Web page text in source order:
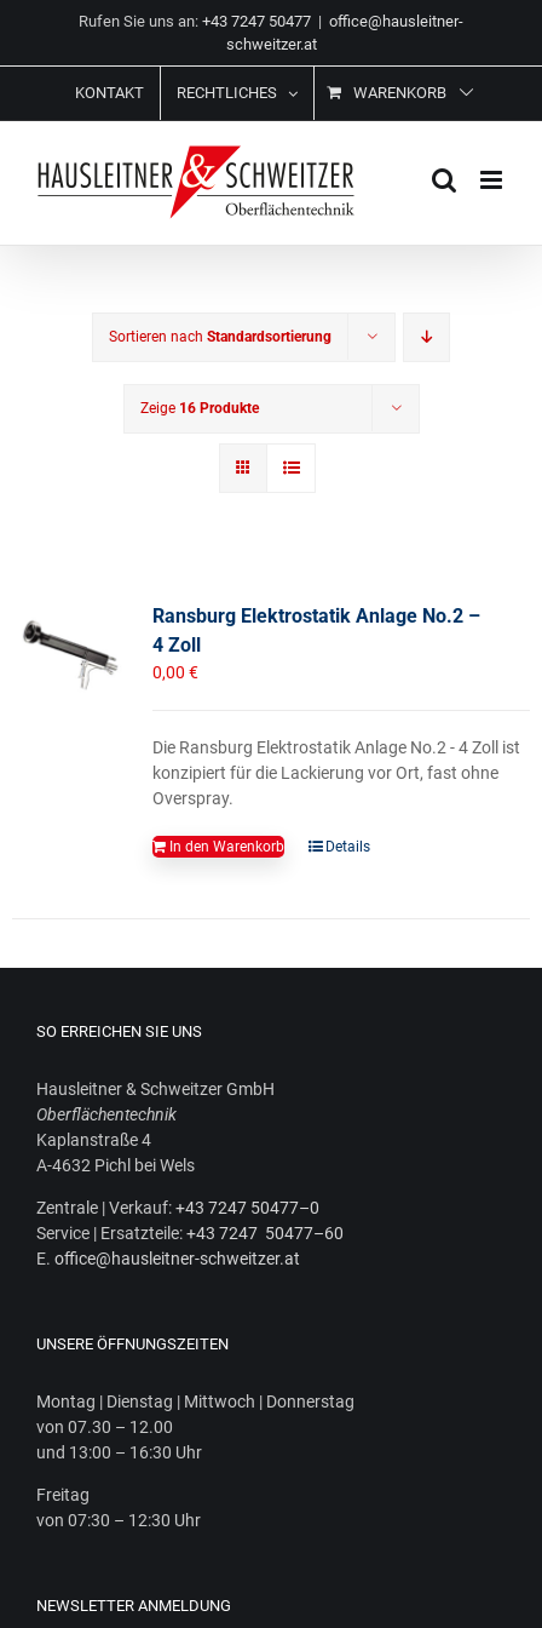
springen
Rufen Sie uns an: +43 7247 50477 | office@hausleitner-
schweitzer.at
KONTAKT RECHTLICHES WARENKORB
Sortieren nach Standardsortierung
Zeige 16 Produkte
Ransburg Elektrostatik Anlage No.2 –
4 Zoll
0,00 €
Die Ransburg Elektrostatik Anlage No.2 - 4 Zoll ist
konzipiert für die Lackierung vor Ort, fast ohne
Overspray.
In den Warenkorb Details
SO ERREICHEN SIE UNS
Haus­leit­ner & Schweit­zer GmbH
Ober­flä­chen­tech­nik
Kaplan­stra­ße 4
A‑4632 Pichl bei Wels
Zen­tra­le | Ver­kauf:+43 7247 50477–0
Ser­vice | Ersatz­tei­le:+43 7247 50477–60
E. office@hausleitner-schweitzer.at
UNSERE ÖFFNUNGSZEITEN
Mon­tag | Diens­tag | Mitt­woch | Donnerstag
von 07.30 – 12.00
und 13:00 – 16:30 Uhr
Frei­tag
von 07:30 – 12:30 Uhr
NEWSLETTER ANMELDUNG